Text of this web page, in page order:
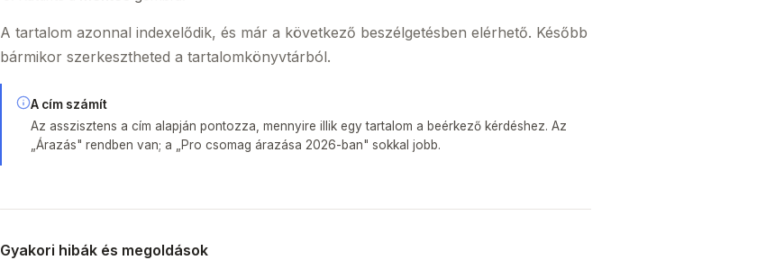
A tartalom azonnal indexelődik, és már a következő beszélgetésben elérhető. Később
bármikor szerkesztheted a tartalomkönyvtárból.
A cím számít
Az asszisztens a cím alapján pontozza, mennyire illik egy tartalom a beérkező kérdéshez. Az
„Árazás" rendben van; a „Pro csomag árazása 2026-ban" sokkal jobb.
Gyakori hibák és megoldások